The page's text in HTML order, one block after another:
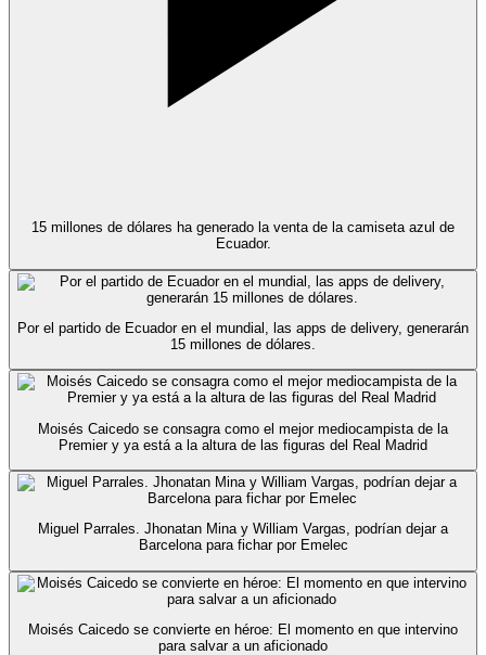
15 millones de dólares ha generado la venta de la camiseta azul de
Ecuador.
Por el partido de Ecuador en el mundial, las apps de delivery, generarán
15 millones de dólares.
Moisés Caicedo se consagra como el mejor mediocampista de la
Premier y ya está a la altura de las figuras del Real Madrid
Miguel Parrales. Jhonatan Mina y William Vargas, podrían dejar a
Barcelona para fichar por Emelec
Moisés Caicedo se convierte en héroe: El momento en que intervino
para salvar a un aficionado